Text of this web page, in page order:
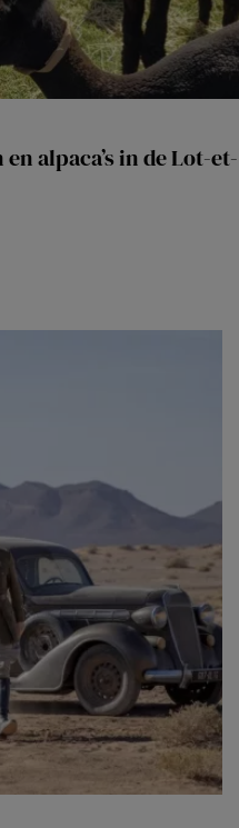
alpaca’s in de Lot-et-